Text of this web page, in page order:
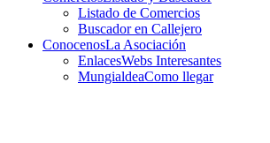
Listado de Comercios
Buscador en Callejero
ConocenosLa Asociación
EnlacesWebs Interesantes
MungialdeaComo llegar